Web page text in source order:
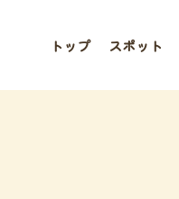
トップ スポット